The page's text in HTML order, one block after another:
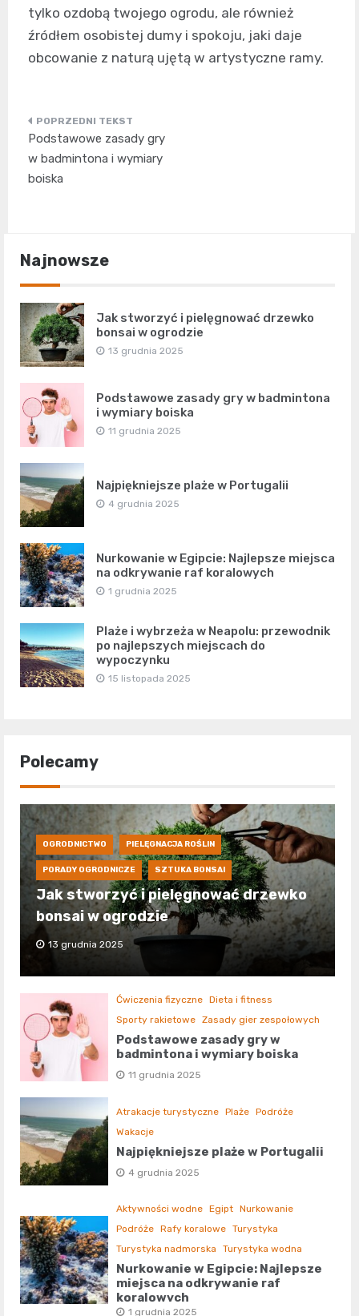
tylko ozdobą twojego ogrodu, ale również
źródłem osobistej dumy i spokoju, jaki daje
obcowanie z naturą ujętą w artystyczne ramy.
Nawigacja
wpisu
Podstawowe zasady gry
w badmintona i wymiary
boiska
Najnowsze
Jak stworzyć i pielęgnować drzewko
bonsai w ogrodzie
13 grudnia 2025
Podstawowe zasady gry w badmintona
i wymiary boiska
11 grudnia 2025
Najpiękniejsze plaże w Portugalii
4 grudnia 2025
Nurkowanie w Egipcie: Najlepsze miejsca
na odkrywanie raf koralowych
1 grudnia 2025
Plaże i wybrzeża w Neapolu: przewodnik
po najlepszych miejscach do
wypoczynku
15 listopada 2025
Polecamy
OGRODNICTWO PIELĘGNACJA ROŚLIN
PORADY OGRODNICZE SZTUKA BONSAI
Jak stworzyć i pielęgnować drzewko
bonsai w ogrodzie
13 grudnia 2025
Ćwiczenia fizyczne Dieta i fitness
Sporty rakietowe Zasady gier zespołowych
Podstawowe zasady gry w
badmintona i wymiary boiska
11 grudnia 2025
Atrakacje turystyczne Plaże Podróże
Wakacje
Najpiękniejsze plaże w Portugalii
4 grudnia 2025
Aktywności wodne Egipt Nurkowanie
Podróże Rafy koralowe Turystyka
Turystyka nadmorska
Turystyka wodna
Nurkowanie w Egipcie: Najlepsze
miejsca na odkrywanie raf
koralowych
1 grudnia 2025